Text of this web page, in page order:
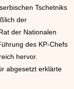
Tschetniks
der
der Nationalen
des KP-Chefs
hervor.
abgesetzt erklärte